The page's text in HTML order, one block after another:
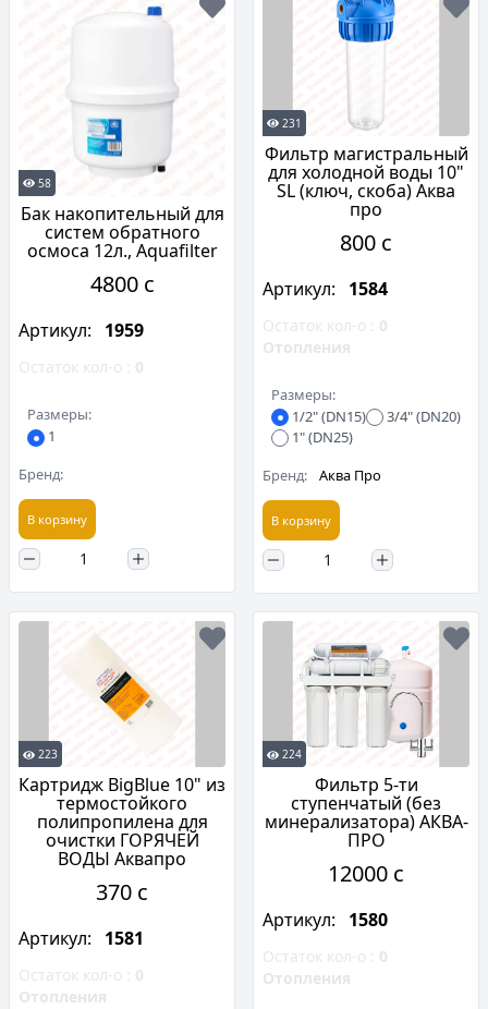
58
Бак накопительный для
систем обратного
осмоса 12л., Aquafilter
4800 c
Артикул: 1959
Остаток кол-о : 0
Размеры:
1
Бренд:
В корзину
231
Фильтр магистральный
для холодной воды 10"
SL (ключ, скоба) Аква
про
800 c
Артикул: 1584
Остаток кол-о : 0
Отопления
Размеры:
1/2" (DN15)
3/4" (DN20)
1" (DN25)
Бренд:
Аква Про
В корзину
223
Картридж BigBlue 10" из
термостойкого
полипропилена для
очистки ГОРЯЧЕЙ
ВОДЫ Аквапро
370 c
Артикул: 1581
Остаток кол-о : 0
Отопления
224
Фильтр 5-ти
ступенчатый (без
минерализатора) АКВА-
ПРО
12000 c
Артикул: 1580
Остаток кол-о : 0
Отопления